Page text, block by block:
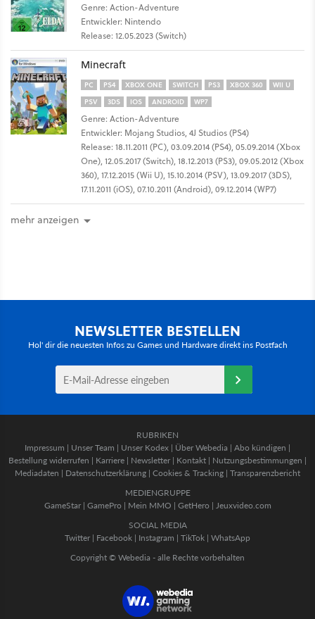
Genre: Action-Adventure
Entwickler: Nintendo
Release: 12.05.2023 (Switch)
Minecraft
PC PS4 XBOX ONE SWITCH PS3 XBOX 360
WII U
PSV
3DS IOS ANDROID WP7
Genre: Action-Adventure
Entwickler: Mojang Studios, 4J Studios (PS4)
Release: 18.11.2011 (PC), 03.09.2014 (PS4), 05.09.2014 (Xbox
One), 12.05.2017 (Switch), 18.12.2013 (PS3), 09.05.2012 (Xbox
360), 17.12.2015 (Wii U), 15.10.2014 (PSV), 13.09.2017 (3DS),
17.11.2011 (iOS), 07.10.2011 (Android), 09.12.2014 (WP7)
mehr anzeigen
NEWSLETTER BESTELLEN
Hol' dir die neuesten Infos zu Games und Hardware direkt ins Postfach
RUBRIKEN
Impressum | Unser Team | Unser Kodex | Über Webedia | Abo kündigen |
Bestellung widerrufen | Karriere | Newsletter | Kontakt | Nutzungsbestimmungen |
Mediadaten | Datenschutzerklärung | Cookies & Tracking | Transparenzbericht
MEDIENGRUPPE
GameStar| GamePro | Mein MMO | GetHero | Jeuxvideo.com
SOCIAL MEDIA
Twitter | Facebook | Instagram | TikTok | WhatsApp
Copyright © Webedia - alle Rechte vorbehalten